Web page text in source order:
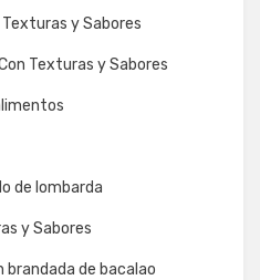
Texturas y Sabores
Texturas y Sabores
de lombarda
y Sabores
brandada de bacalao